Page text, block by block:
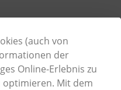
(auch von
der
Online-Erlebnis zu
optimieren. Mit dem